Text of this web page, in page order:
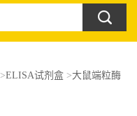
>ELISA试剂盒>大鼠端粒酶